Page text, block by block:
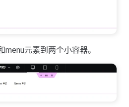
元素到两个小容器。